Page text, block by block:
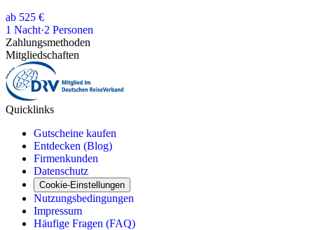
ab 525 €
1 Nacht·2 Personen
Zahlungsmethoden
Mitgliedschaften
Quicklinks
Gutscheine kaufen
Entdecken (Blog)
Firmenkunden
Datenschutz
Cookie-Einstellungen
Nutzungsbedingungen
Impressum
Häufige Fragen (FAQ)